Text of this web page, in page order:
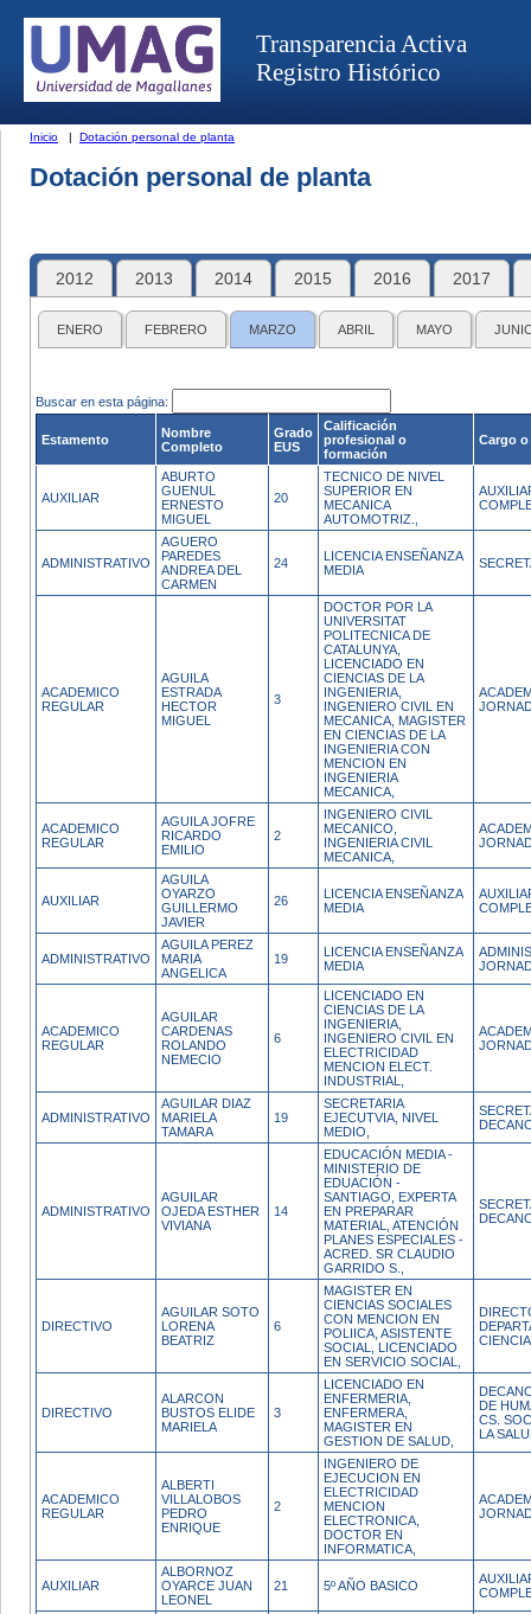
Transparencia Activa
Registro Histórico
Inicio | Dotación personal de planta
Dotación personal de planta
2012 2013 2014 2015 2016 2017
ENERO FEBRERO MARZO ABRIL MAYO
Buscar en esta página:
Estamento
Nombre
Completo
Grado
EUS
Calificación
profesional o
formación
Cargo
AUXILIAR
ABURTO
GUENUL
ERNESTO
MIGUEL
20
TECNICO DE NIVEL
SUPERIOR EN
MECANICA
AUTOMOTRIZ.,
ADMINISTRATIVO
AGUERO
PAREDES
ANDREA DEL
CARMEN
24
LICENCIA ENSEÑANZA
MEDIA
ACADEMICO
REGULAR
AGUILA
ESTRADA
HECTOR
MIGUEL
3
DOCTOR POR LA
UNIVERSITAT
POLITECNICA DE
CATALUNYA,
LICENCIADO EN
CIENCIAS DE LA
INGENIERIA,
INGENIERO CIVIL EN
MECANICA, MAGISTER
EN CIENCIAS DE LA
INGENIERIA CON
MENCION EN
INGENIERIA
MECANICA,
ACADEMICO
REGULAR
AGUILA JOFRE
RICARDO
EMILIO
2
INGENIERO CIVIL
MECANICO,
INGENIERIA CIVIL
MECANICA,
AUXILIAR
AGUILA
OYARZO
GUILLERMO
JAVIER
26
LICENCIA ENSEÑANZA
MEDIA
ADMINISTRATIVO
AGUILA PEREZ
MARIA
ANGELICA
19
LICENCIA ENSEÑANZA
MEDIA
ACADEMICO
REGULAR
AGUILAR
CARDENAS
ROLANDO
NEMECIO
6
LICENCIADO EN
CIENCIAS DE LA
INGENIERIA,
INGENIERO CIVIL EN
ELECTRICIDAD
MENCION ELECT.
INDUSTRIAL,
ADMINISTRATIVO
AGUILAR DIAZ
MARIELA
TAMARA
19
SECRETARIA
EJECUTVIA, NIVEL
MEDIO,
ADMINISTRATIVO
AGUILAR
OJEDA ESTHER
VIVIANA
14
EDUCACIÓN MEDIA -
MINISTERIO DE
EDUACIÓN -
SANTIAGO, EXPERTA
EN PREPARAR
MATERIAL, ATENCIÓN
PLANES ESPECIALES -
ACRED. SR CLAUDIO
GARRIDO S.,
DIRECTIVO
AGUILAR SOTO
LORENA
BEATRIZ
6
MAGISTER EN
CIENCIAS SOCIALES
CON MENCION EN
POLIICA, ASISTENTE
SOCIAL, LICENCIADO
EN SERVICIO SOCIAL,
DIRECTIVO
ALARCON
BUSTOS ELIDE
MARIELA
3
LICENCIADO EN
ENFERMERIA,
ENFERMERA,
MAGISTER EN
GESTION DE SALUD,
DE
CS.
LA
ACADEMICO
REGULAR
ALBERTI
VILLALOBOS
PEDRO
ENRIQUE
2
INGENIERO DE
EJECUCION EN
ELECTRICIDAD
MENCION
ELECTRONICA,
DOCTOR EN
INFORMATICA,
AUXILIAR
ALBORNOZ
OYARCE JUAN
LEONEL
21 5º AÑO BASICO